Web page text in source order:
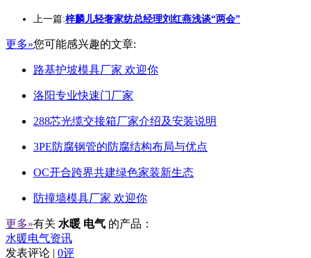
上一篇:梓麟儿轻奢家纺总经理刘红燕浅谈“两会”
更多»您可能感兴趣的文章:
路基护坡模具厂家 欢迎你
洛阳专业快速门厂家
288芯光缆交接箱厂家介绍及安装说明
3PE防腐钢管的防腐结构布局与优点
OC开合跨界共建绿色家装新生态
防撞墙模具厂家 欢迎你
更多»有关 水暖 电气 的产品：
水暖电气资讯
发表评论 | 0评